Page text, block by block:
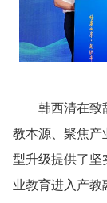
韩西清在致
教本源、聚焦产
型升级提供了坚
业教育进入产教